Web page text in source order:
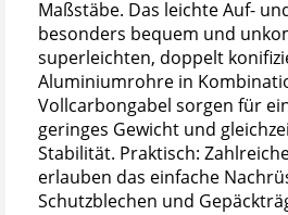
Maßstäbe. Das leichte Auf-
besonders bequem und
superleichten, doppelt
Aluminiumrohre in
Vollcarbongabel sorgen für
geringes Gewicht und
Stabilität. Praktisch:
erlauben das einfache
Schutzblechen und